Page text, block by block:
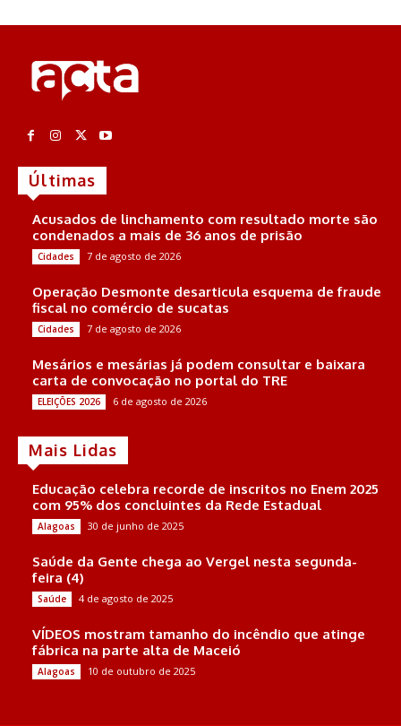
Últimas
Acusados de linchamento com resultado morte são
condenados a mais de 36 anos de prisão
Cidades 7 de agosto de 2026
Operação Desmonte desarticula esquema de fraude
fiscal no comércio de sucatas
Cidades 7 de agosto de 2026
Mesários e mesárias já podem consultar e baixara
carta de convocação no portal do TRE
ELEIÇÕES 2026 6 de agosto de 2026
Mais Lidas
Educação celebra recorde de inscritos no Enem 2025
com 95% dos concluintes da Rede Estadual
Alagoas 30 de junho de 2025
Saúde da Gente chega ao Vergel nesta segunda-
feira (4)
Saúde 4 de agosto de 2025
VÍDEOS mostram tamanho do incêndio que atinge
fábrica na parte alta de Maceió
Alagoas 10 de outubro de 2025